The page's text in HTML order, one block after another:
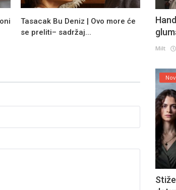
Tasacak Bu Deniz | Ovo more će
se preliti– sadržaj...
Milt